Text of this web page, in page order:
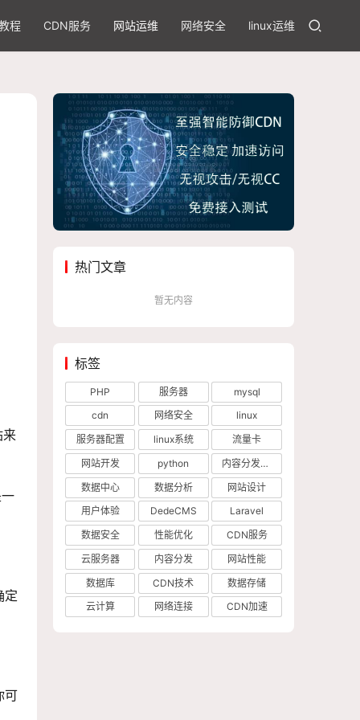
程 CDN服务 网站运维 网络安全 linux运维
来
定
可
热门文章
暂无内容
标签
PHP 服务器
mysql
cdn
网络安全
linux
服务器配置
linux系统
流量卡
网站开发
python
内容分发网络
数据中心
数据分析
网站设计
用户体验
DedeCMS
Laravel
数据安全
性能优化
CDN服务
云服务器
内容分发
网站性能
数据库
CDN技术
数据存储
云计算
网络连接 CDN加速